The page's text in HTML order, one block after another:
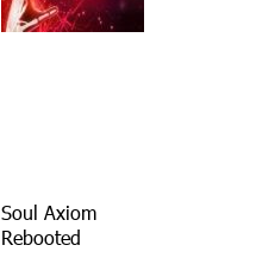
Soul Axiom
Rebooted